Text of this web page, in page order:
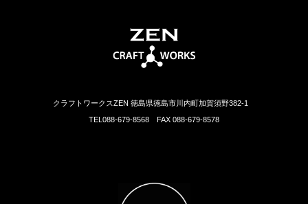
クラフトワークスZEN 徳島県徳島市川内町加賀須野382-1
TEL088-679-8568 FAX 088-679-8578